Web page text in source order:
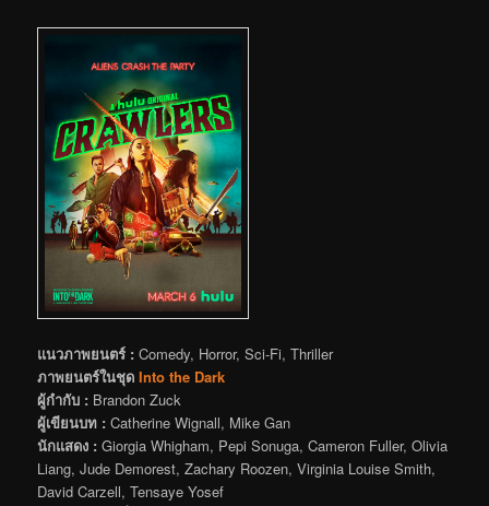
แนวภาพยนตร์ : Comedy, Horror, Sci-Fi, Thriller
ภาพยนตร์ในชุดInto the Dark
ผู้กำกับ : Brandon Zuck
ผู้เขียนบท : Catherine Wignall, Mike Gan
นักแสดง : Giorgia Whigham, Pepi Sonuga, Cameron Fuller, Olivia
Liang, Jude Demorest, Zachary Roozen, Virginia Louise Smith,
David Carzell, Tensaye Yosef